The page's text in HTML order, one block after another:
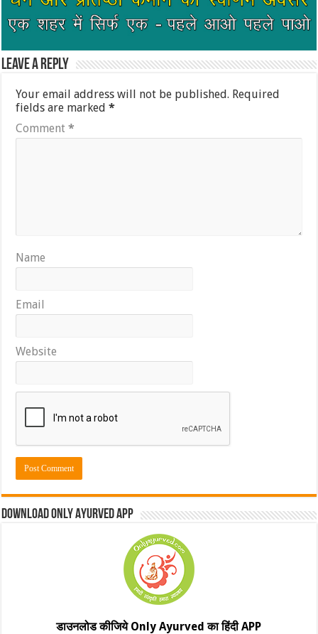
Leave a Reply
Your email address will not be published. Required
fields are marked*
Comment*
Name
Email
Website
Download Only Ayurved App
डाउनलोड कीजिये Only Ayurved का हिंदी APP